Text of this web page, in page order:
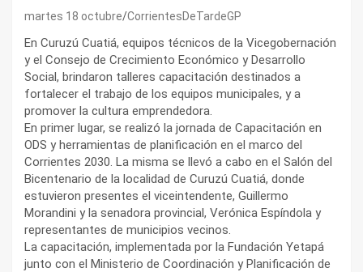
martes 18 octubre CorrientesDeTardeGP
En Curuzú Cuatiá, equipos técnicos de la Vicegobernación
y el Consejo de Crecimiento Económico y Desarrollo
Social, brindaron talleres capacitación destinados a
fortalecer el trabajo de los equipos municipales, y a
promover la cultura emprendedora.
En primer lugar, se realizó la jornada de Capacitación en
ODS y herramientas de planificación en el marco del
Corrientes 2030. La misma se llevó a cabo en el Salón del
Bicentenario de la localidad de Curuzú Cuatiá, donde
estuvieron presentes el viceintendente, Guillermo
Morandini y la senadora provincial, Verónica Espíndola y
representantes de municipios vecinos.
La capacitación, implementada por la Fundación Yetapá
junto con el Ministerio de Coordinación y Planificación de